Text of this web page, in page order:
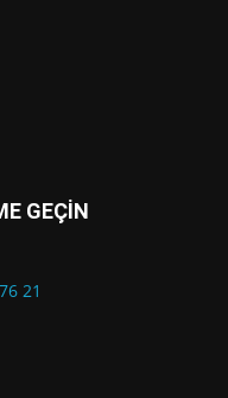
GEÇİN
21